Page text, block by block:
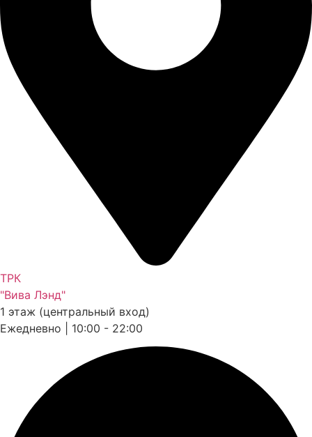
ТРК
"Вива Лэнд"
1 этаж (центральный вход)
Ежедневно | 10:00 - 22:00